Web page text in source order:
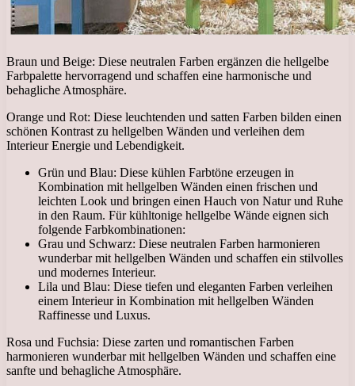
Braun und Beige: Diese neutralen Farben ergänzen die hellgelbe
Farbpalette hervorragend und schaffen eine harmonische und
behagliche Atmosphäre.
Orange und Rot: Diese leuchtenden und satten Farben bilden einen
schönen Kontrast zu hellgelben Wänden und verleihen dem
Interieur Energie und Lebendigkeit.
Grün und Blau: Diese kühlen Farbtöne erzeugen in
Kombination mit hellgelben Wänden einen frischen und
leichten Look und bringen einen Hauch von Natur und Ruhe
in den Raum. Für kühltonige hellgelbe Wände eignen sich
folgende Farbkombinationen:
Grau und Schwarz: Diese neutralen Farben harmonieren
wunderbar mit hellgelben Wänden und schaffen ein stilvolles
und modernes Interieur.
Lila und Blau: Diese tiefen und eleganten Farben verleihen
einem Interieur in Kombination mit hellgelben Wänden
Raffinesse und Luxus.
Rosa und Fuchsia: Diese zarten und romantischen Farben
harmonieren wunderbar mit hellgelben Wänden und schaffen eine
sanfte und behagliche Atmosphäre.